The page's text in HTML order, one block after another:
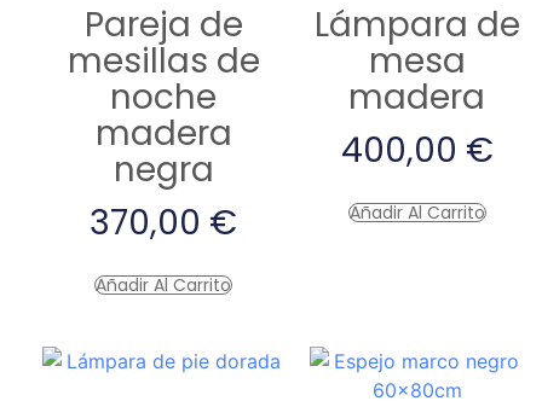
Pareja de
mesillas de
noche
madera
negra
370,00 €
Añadir Al Carrito
Lámpara de
mesa
madera
400,00 €
Añadir Al Carrito